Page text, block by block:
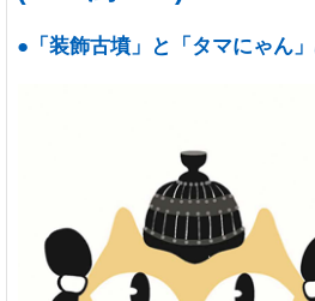
●「装飾古墳」と「タマにゃん